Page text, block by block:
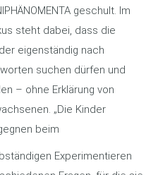
geschult. Im
steht dabei, dass die
eigenständig nach
suchen dürfen und
– ohne Erklärung von
„Die Kinder
beim
Experimentieren